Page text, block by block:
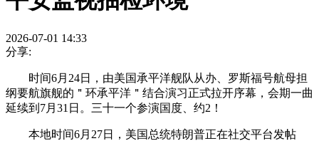
2026-07-01 14:33
分享:
时间6月24日，由美国承平洋舰队从办、罗斯福号航母担
纲要航旗舰的＂环承平洋＂结合演习正式拉开序幕，会期一曲
延续到7月31日。三十一个参演国度、约2！
本地时间6月27日，美国总统特朗普正在社交平台发帖